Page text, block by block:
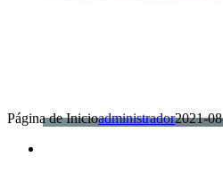
Página de Inicioadministrador2021-